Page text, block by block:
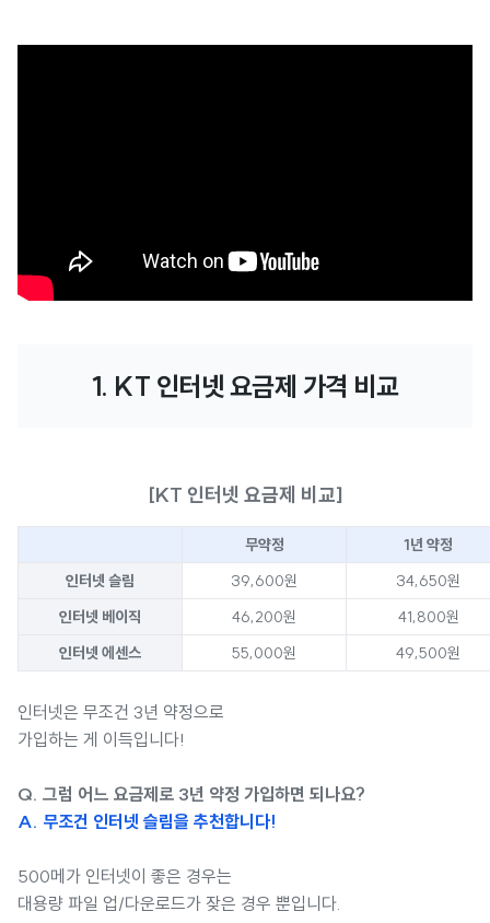
1. KT 인터넷 요금제 가격 비교
[KT 인터넷 요금제 비교]
무약정
1년 약정
인터넷 슬림
39,600원
34,650원
인터넷 베이직
46,200원
41,800원
인터넷 에센스
55,000원 49,500원
인터넷은 무조건 3년 약정으로
가입하는 게 이득입니다!
Q. 그럼 어느 요금제로 3년 약정 가입하면 되나요?
A. 무조건 인터넷 슬림을 추천합니다!
500메가 인터넷이 좋은 경우는
대용량 파일 업/다운로드가 잦은 경우 뿐입니다.